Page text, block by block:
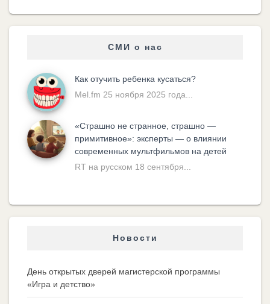
СМИ о нас
Как отучить ребенка кусаться?
Mel.fm 25 ноября 2025 года...
«Cтрашно не странное, страшно —
примитивное»: эксперты — о влиянии
современных мультфильмов на детей
RT на русском 18 сентября...
Новости
День открытых дверей магистерской программы
«Игра и детство»